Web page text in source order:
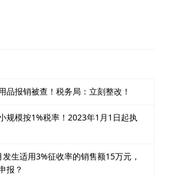
品报销被查！税务局：立刻整改！
规模按1%税率！2023年1月1日起执
生适用3%征收率的销售额15万元，
报？